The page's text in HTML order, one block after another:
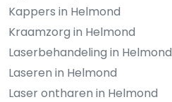
Kappers in Helmond
Kraamzorg in Helmond
Laserbehandeling in Helmond
Laseren in Helmond
Laser ontharen in Helmond